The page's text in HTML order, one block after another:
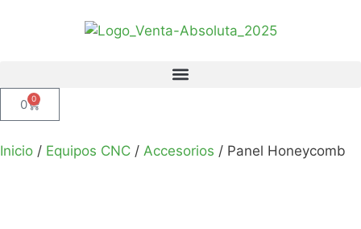
0 0
Inicio / Equipos CNC / Accesorios / Panel Honeycomb